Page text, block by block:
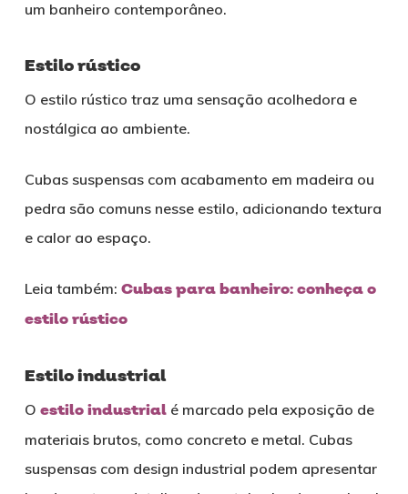
um banheiro contemporâneo.
Estilo rústico
O estilo rústico traz uma sensação acolhedora e
nostálgica ao ambiente.
Cubas suspensas com acabamento em madeira ou
pedra são comuns nesse estilo, adicionando textura
e calor ao espaço.
Leia também: Cubas para banheiro: conheça o
estilo rústico
Estilo industrial
O estilo industrialé marcado pela exposição de
materiais brutos, como concreto e metal. Cubas
suspensas com design industrial podem apresentar